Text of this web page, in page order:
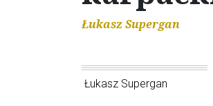
Łukasz Supergan
Łukasz Supergan